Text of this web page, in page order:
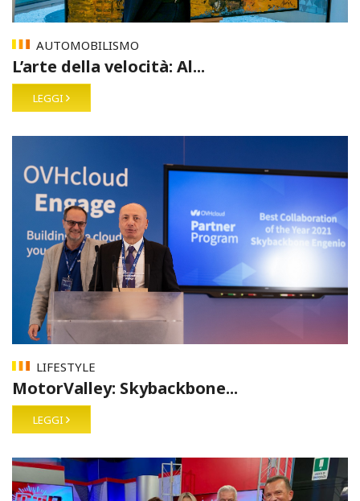
AUTOMOBILISMO
L’arte della velocità: Al...
LEGGI
LIFESTYLE
MotorValley: Skybackbone...
LEGGI